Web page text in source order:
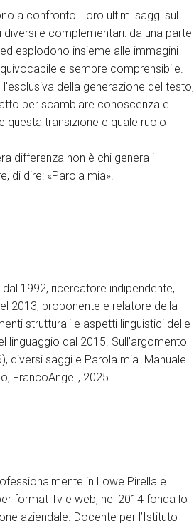
a confronto i loro ultimi saggi sul
e complementari: da una parte
esplodono insieme alle immagini
e sempre comprensibile.
della generazione del testo,
per scambiare conoscenza e
questa transizione e quale ruolo
differenza non è chi genera i
di dire: «Parola mia».
1992, ricercatore indipendente,
2013, proponente e relatore della
strutturali e aspetti linguistici delle
dal 2015. Sull’argomento
diversi saggi e Parola mia. Manuale
FrancoAngeli, 2025.
in Lowe Pirella e
format Tv e web, nel 2014 fonda lo
aziendale. Docente per l’Istituto